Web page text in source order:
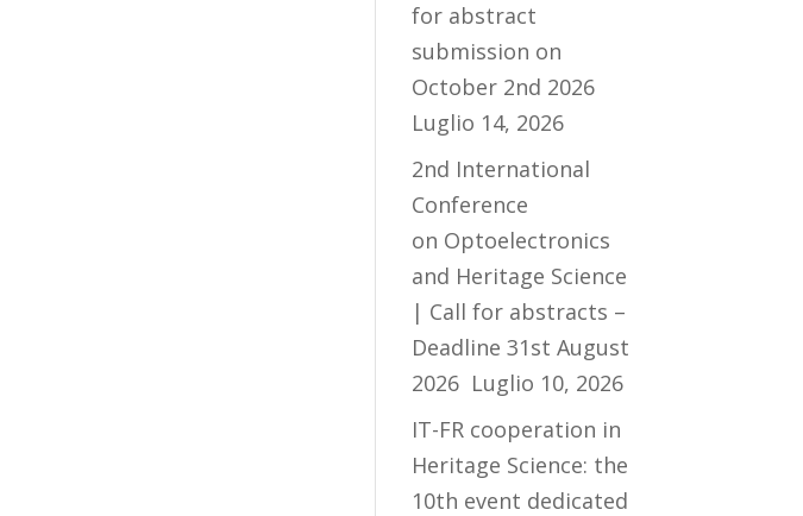
for abstract
submission on
October 2nd 2026
Luglio 14, 2026
2nd International
Conference
on Optoelectronics
and Heritage Science
| Call for abstracts –
Deadline 31st August
2026 Luglio 10, 2026
IT-FR cooperation in
Heritage Science: the
10th event dedicated